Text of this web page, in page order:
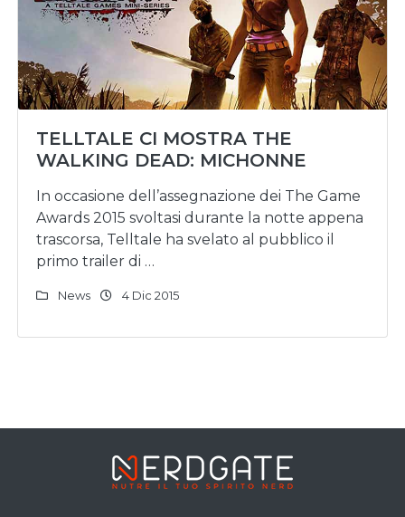
TELLTALE CI MOSTRA THE
WALKING DEAD: MICHONNE
In occasione dell’assegnazione dei The Game
Awards 2015 svoltasi durante la notte appena
trascorsa, Telltale ha svelato al pubblico il
primo trailer di …
News 4 Dic 2015